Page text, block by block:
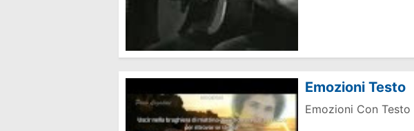
Emozioni Testo
Emozioni Con